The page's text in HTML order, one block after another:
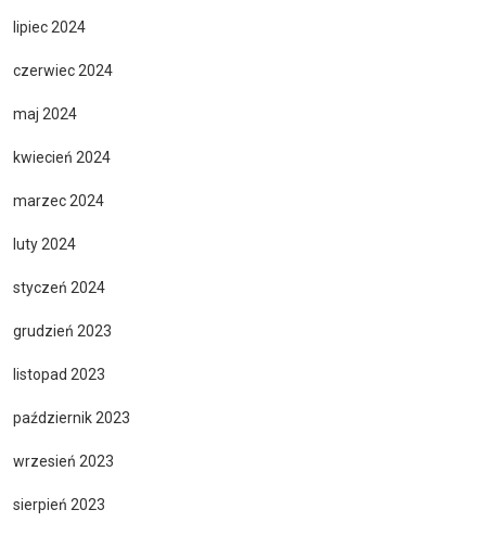
lipiec 2024
czerwiec 2024
maj 2024
kwiecień 2024
marzec 2024
luty 2024
styczeń 2024
grudzień 2023
listopad 2023
październik 2023
wrzesień 2023
sierpień 2023